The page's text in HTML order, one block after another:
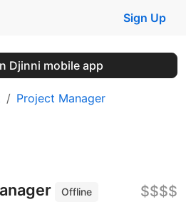
Sign Up
Djinni mobile app
Project Manager
Offline
$$$$